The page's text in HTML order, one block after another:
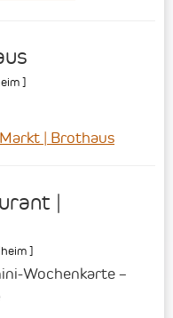
]
| Brothaus
|
]
Wochenkarte –